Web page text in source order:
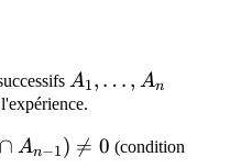
A_1,\dots,A_n
A1, … , An
∩ An−1) 
= 0 (condition